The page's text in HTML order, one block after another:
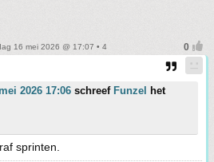
16 mei 2026 @ 17:07 • 4
2026 17:06 schreef Funzel het
sprinten.